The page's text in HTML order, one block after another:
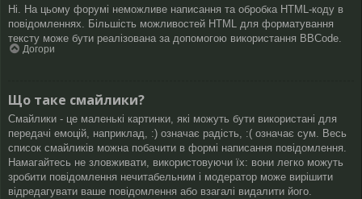
Ні. На цьому форумі неможливе написання та обробка HTML-коду в
повідомленнях. Більшість можливостей HTML для форматування
тексту може бути реалізована за допомогою використання BBCode.
Догори
Що таке смайлики?
Смайлики - це маленькі картинки, які можуть бути використані для
передачі емоцій, наприклад, :) означає радість, :( означає сум. Весь
список смайликів можна побачити в формі написання повідомлення.
Намагайтесь не зловживати, використовуючи їх: вони легко можуть
зробити повідомлення нечитабельним і модератор може вирішити
відредагувати ваше повідомлення або взагалі видалити його.